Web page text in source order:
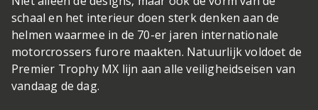
schaal en het interieur doen sterk denken aan de
helmen waarmee in de 70-er jaren internationale
motorcrossers furore maakten. Natuurlijk voldoet de
Premier Trophy MX lijn aan alle veiligheidseisen van
vandaag de dag.